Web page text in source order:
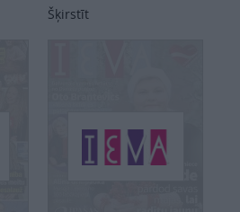
Šķirstīt